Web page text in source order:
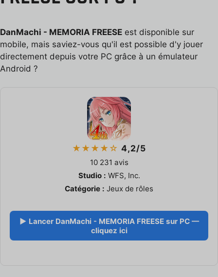
DanMachi - MEMORIA FREESE est disponible sur
mobile, mais saviez-vous qu'il est possible d'y jouer
directement depuis votre PC grâce à un émulateur
Android ?
★★★★☆ 4,2/5
10 231 avis
Studio : WFS, Inc.
Catégorie : Jeux de rôles
▶ Lancer DanMachi - MEMORIA FREESE sur PC —
cliquez ici